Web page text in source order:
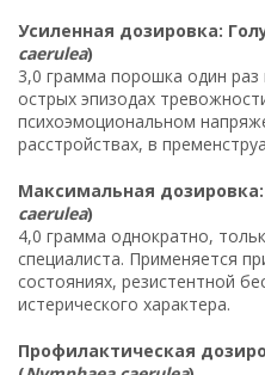
Усиленная дозировка:
caerulea)
3,0 грамма порошка один раз
острых эпизодах
психоэмоциональном
расстройствах, в
Максимальная дозировка:
caerulea)
4,0 грамма однократно,
специалиста. Применяется
состояниях, резистентной
истерического характера.
Профилактическая